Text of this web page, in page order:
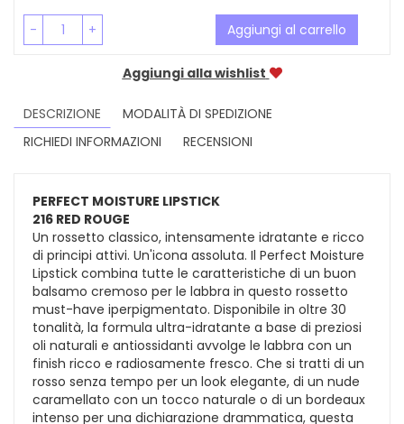
- + Aggiungi al carrello
Aggiungi alla wishlist
DESCRIZIONE
MODALITÀ DI SPEDIZIONE
RICHIEDI INFORMAZIONI
RECENSIONI
PERFECT MOISTURE LIPSTICK
216 RED ROUGE
Un rossetto classico, intensamente idratante e ricco
di principi attivi. Un'icona assoluta. Il Perfect Moisture
Lipstick combina tutte le caratteristiche di un buon
balsamo cremoso per le labbra in questo rossetto
must-have iperpigmentato. Disponibile in oltre 30
tonalità, la formula ultra-idratante a base di preziosi
oli naturali e antiossidanti avvolge le labbra con un
finish ricco e radiosamente fresco. Che si tratti di un
rosso senza tempo per un look elegante, di un nude
caramellato con un tocco naturale o di un bordeaux
intenso per una dichiarazione drammatica, questa